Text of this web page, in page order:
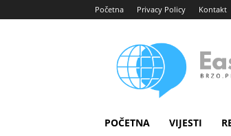
Početna Privacy Policy Kontakt
POČETNA VIJESTI